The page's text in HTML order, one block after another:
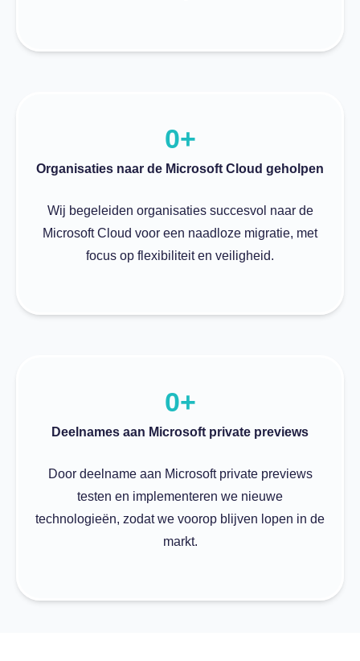
0+
Organisaties naar de Microsoft Cloud geholpen
Wij begeleiden organisaties succesvol naar de
Microsoft Cloud voor een naadloze migratie, met
focus op flexibiliteit en veiligheid.
0+
Deelnames aan Microsoft private previews
Door deelname aan Microsoft private previews
testen en implementeren we nieuwe
technologieën, zodat we voorop blijven lopen in de
markt.